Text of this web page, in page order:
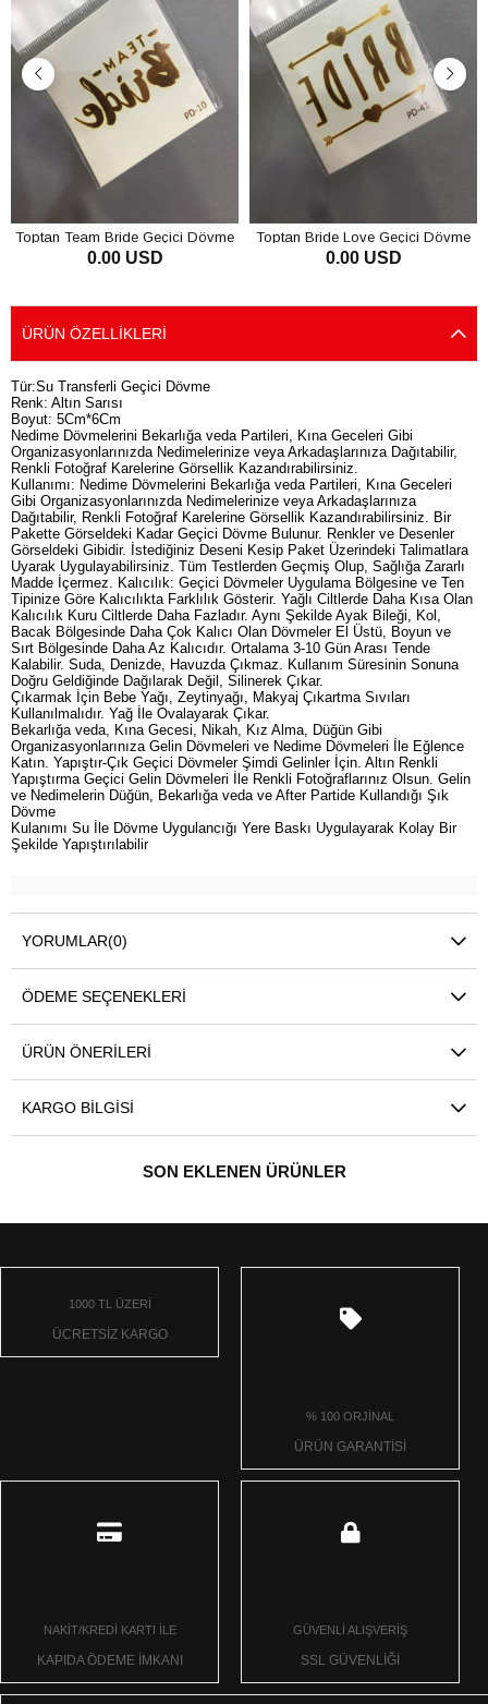
Toptan Team Bride Geçici Dövme
0.00 USD
Toptan Bride Love Geçici Dövme
0.00 USD
ÜRÜN ÖZELLIKLERI
Tür:Su Transferli Geçici Dövme
Renk: Altın Sarısı
Boyut: 5Cm*6Cm
Nedime Dövmelerini Bekarlığa veda Partileri, Kına Geceleri Gibi
Organizasyonlarınızda Nedimelerinize veya Arkadaşlarınıza Dağıtabilir,
Renkli Fotoğraf Karelerine Görsellik Kazandırabilirsiniz.
Kullanımı: Nedime Dövmelerini Bekarlığa veda Partileri, Kına Geceleri
Gibi Organizasyonlarınızda Nedimelerinize veya Arkadaşlarınıza
Dağıtabilir, Renkli Fotoğraf Karelerine Görsellik Kazandırabilirsiniz. Bir
Pakette Görseldeki Kadar Geçici Dövme Bulunur. Renkler ve Desenler
Görseldeki Gibidir. İstediğiniz Deseni Kesip Paket Üzerindeki Talimatlara
Uyarak Uygulayabilirsiniz. Tüm Testlerden Geçmiş Olup, Sağlığa Zararlı
Madde İçermez. Kalıcılık: Geçici Dövmeler Uygulama Bölgesine ve Ten
Tipinize Göre Kalıcılıkta Farklılık Gösterir. Yağlı Ciltlerde Daha Kısa Olan
Kalıcılık Kuru Ciltlerde Daha Fazladır. Aynı Şekilde Ayak Bileği, Kol,
Bacak Bölgesinde Daha Çok Kalıcı Olan Dövmeler El Üstü, Boyun ve
Sırt Bölgesinde Daha Az Kalıcıdır. Ortalama 3-10 Gün Arası Tende
Kalabilir. Suda, Denizde, Havuzda Çıkmaz. Kullanım Süresinin Sonuna
Doğru Geldiğinde Dağılarak Değil, Silinerek Çıkar.
Çıkarmak İçin Bebe Yağı, Zeytinyağı, Makyaj Çıkartma Sıvıları
Kullanılmalıdır. Yağ İle Ovalayarak Çıkar.
Bekarlığa veda, Kına Gecesi, Nikah, Kız Alma, Düğün Gibi
Organizasyonlarınıza Gelin Dövmeleri ve Nedime Dövmeleri İle Eğlence
Katın. Yapıştır-Çık Geçici Dövmeler Şimdi Gelinler İçin. Altın Renkli
Yapıştırma Geçici Gelin Dövmeleri İle Renkli Fotoğraflarınız Olsun. Gelin
ve Nedimelerin Düğün, Bekarlığa veda ve After Partide Kullandığı Şık
Dövme
Kulanımı Su İle Dövme Uygulancığı Yere Baskı Uygulayarak Kolay Bir
Şekilde Yapıştırılabilir
YORUMLAR(0)
ÖDEME SEÇENEKLERI
ÜRÜN ÖNERILERI
KARGO BILGISI
SON EKLENEN ÜRÜNLER
1000 TL ÜZERİ
ÜCRETSİZ KARGO
% 100 ORJİNAL
ÜRÜN GARANTİSİ
NAKİT/KREDİ KARTI İLE
KAPIDA ÖDEME İMKANI
GÜVENLİ ALIŞVERİŞ
SSL GÜVENLİĞİ